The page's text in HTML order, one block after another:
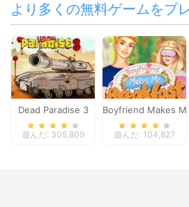
より多くの無料ゲームをプ
Dead Paradise 3
遊んだ: 305,809
Boyfriend Makes
遊んだ: 104,827